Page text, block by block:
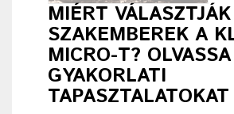
MIÉRT
SZAKEMBEREK A
MICRO-T?
GYAKORLATI
TAPASZTALATOKAT